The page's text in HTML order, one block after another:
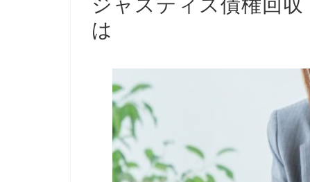
ジャスティス債権回
は